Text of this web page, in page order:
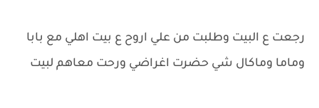
رجعت ع البيت وطلبت من علي اروح ع بيت اهلي مع بابا
وماما وماكال شي حضرت اغراضي ورحت معاهم لبيت